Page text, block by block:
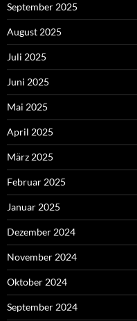
September 2025
August 2025
Juli 2025
Juni 2025
Mai 2025
April 2025
März 2025
Februar 2025
Januar 2025
Dezember 2024
November 2024
Oktober 2024
September 2024